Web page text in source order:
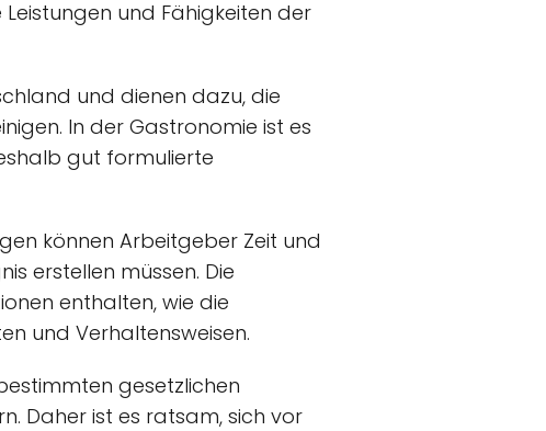
und Fähigkeiten der
und dienen dazu, die
In der Gastronomie ist es
gut formulierte
können Arbeitgeber Zeit und
erstellen müssen. Die
enthalten, wie die
und Verhaltensweisen.
gesetzlichen
Daher ist es ratsam, sich vor